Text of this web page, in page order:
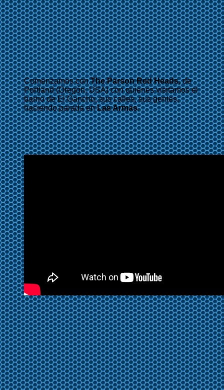
Comenzamos conThe Parson Red Heads,de
Portland (Oregón, USA) con quienes visitamos el
barrio de El Gancho, sus calles, sus gentes,
haciendo parada enLas Armas.